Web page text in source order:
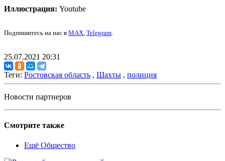
Иллюстрация: Youtube
Подпишитесь на нас в MAX, Telegram.
25.07.2021 20:31
Теги: Ростовская область , Шахты , полиция
Новости партнеров
Смотрите также
Ещё Общество